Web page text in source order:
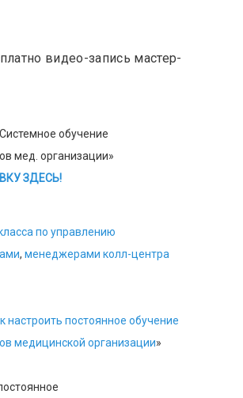
видео-запись мастер-
обучение
мед. организации»
ЗДЕСЬ!
по управлению
, менеджерами колл-центра
настроить постоянное обучение
медицинской организации»